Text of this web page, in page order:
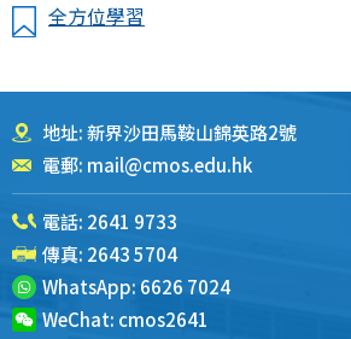
全方位學習
地址: 新界沙田馬鞍山錦英路2號
電郵: mail@cmos.edu.hk
電話: 2641 9733
傳真: 2643 5704
WhatsApp: 6626 7024
WeChat: cmos2641